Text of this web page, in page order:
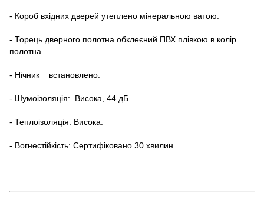
- Короб вхідних дверей утеплено мінеральною ватою.
- Торець дверного полотна обклеєний ПВХ плівкою в колір
полотна.
- Нічник встановлено.
- Шумоізоляція: Висока, 44 дБ
- Теплоізоляція: Висока.
- Вогнестійкість: Сертифіковано 30 хвилин.